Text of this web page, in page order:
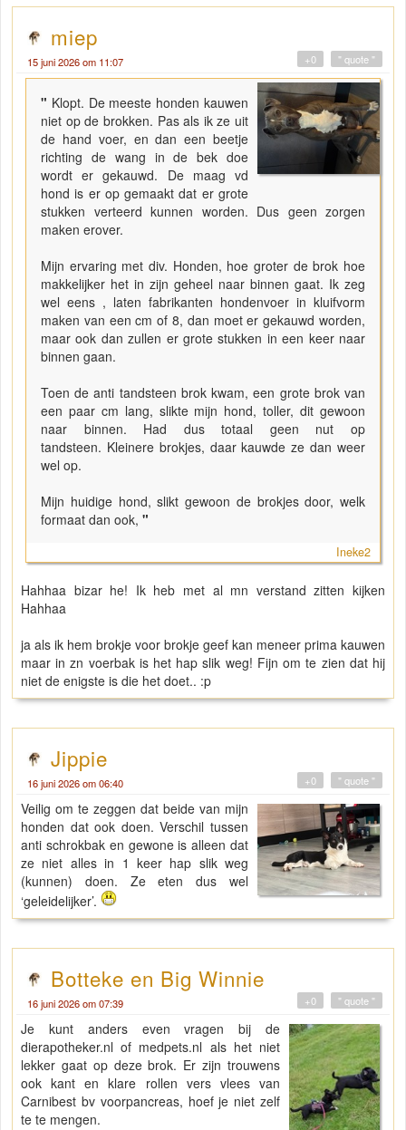
miep
15 juni 2026 om 11:07 " quote "
+0
" Klopt. De meeste honden kauwen
niet op de brokken. Pas als ik ze uit
de hand voer, en dan een beetje
richting de wang in de bek doe
wordt er gekauwd. De maag vd
hond is er op gemaakt dat er grote
stukken verteerd kunnen worden. Dus geen zorgen
maken erover.
Mijn ervaring met div. Honden, hoe groter de brok hoe
makkelijker het in zijn geheel naar binnen gaat. Ik zeg
wel eens , laten fabrikanten hondenvoer in kluifvorm
maken van een cm of 8, dan moet er gekauwd worden,
maar ook dan zullen er grote stukken in een keer naar
binnen gaan.
Toen de anti tandsteen brok kwam, een grote brok van
een paar cm lang, slikte mijn hond, toller, dit gewoon
naar binnen. Had dus totaal geen nut op
tandsteen. Kleinere brokjes, daar kauwde ze dan weer
wel op.
Mijn huidige hond, slikt gewoon de brokjes door, welk
formaat dan ook, "
Ineke2
Hahhaa bizar he! Ik heb met al mn verstand zitten kijken
Hahhaa
ja als ik hem brokje voor brokje geef kan meneer prima kauwen
maar in zn voerbak is het hap slik weg! Fijn om te zien dat hij
niet de enigste is die het doet.. :p
Jippie
16 juni 2026 om 06:40 " quote "
+0
Veilig om te zeggen dat beide van mijn
honden dat ook doen. Verschil tussen
anti schrokbak en gewone is alleen dat
ze niet alles in 1 keer hap slik weg
(kunnen) doen. Ze eten dus wel
‘geleidelijker’.
Botteke en Big Winnie
16 juni 2026 om 07:39 " quote "
+0
Je kunt anders even vragen bij de
dierapotheker.nl of medpets.nl als het niet
lekker gaat op deze brok. Er zijn trouwens
ook kant en klare rollen vers vlees van
Carnibest bv voorpancreas, hoef je niet zelf
te te mengen.